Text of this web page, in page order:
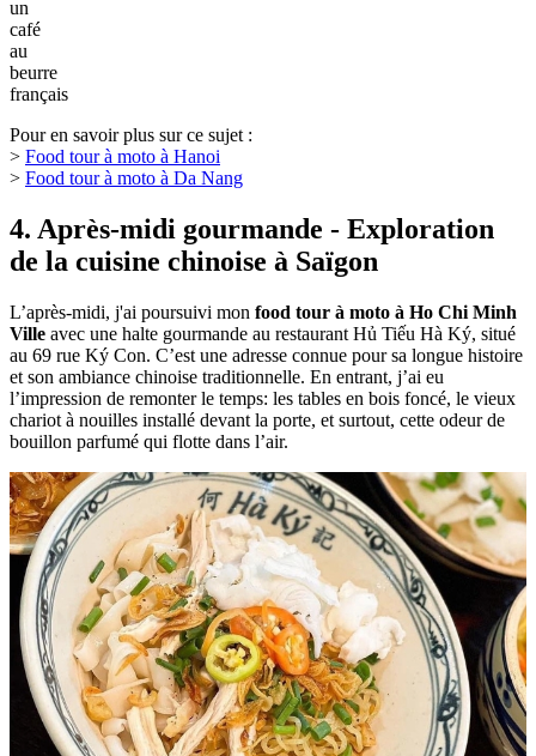
Goûter
un
café
au
beurre
français
Pour en savoir plus sur ce sujet :
>Food tour à moto à Hanoi
>Food tour à moto à Da Nang
4. Après-midi gourmande - Exploration
de la cuisine chinoise à Saïgon
L’après-midi, j'ai poursuivi monfood tour à moto à Ho Chi Minh
Villeavec une halte gourmande au restaurant Hủ Tiếu Hà Ký, situé
au 69 rue Ký Con. C’est une adresse connue pour sa longue histoire
et son ambiance chinoise traditionnelle. En entrant, j’ai eu
l’impression de remonter le temps: les tables en bois foncé, le vieux